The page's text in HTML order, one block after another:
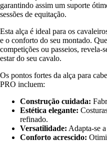
garantindo assim um suporte
sessões de equitação.
Esta alça é ideal para os
e o conforto do seu montado.
competições ou passeios, revela-
estar do seu cavalo.
Os pontos fortes da alça para
PRO incluem:
Construção cuidada:
Estética elegante:
refinado.
Versatilidade: Adapta-se
Conforto acrescido: